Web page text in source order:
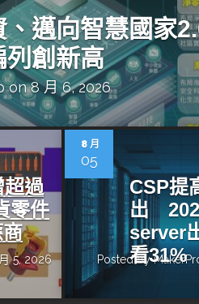
Edge AI機器
推論效能新境界
：
、邁向智慧國家
列創新高
on 8 月 6, 2026
過
零件
5, 2026
8 月
05
CSP提
出
server
看31%
Posted by